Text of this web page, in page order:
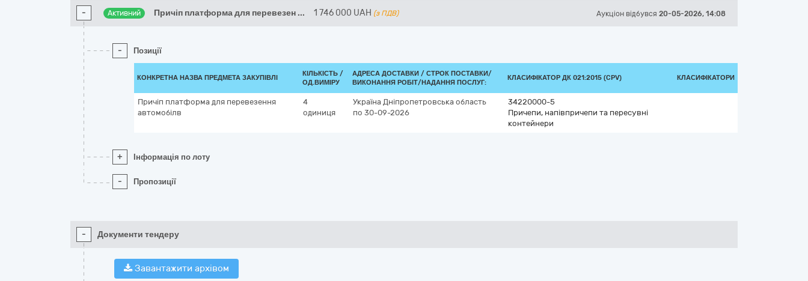
- Активний Причіп платформа для перевезен ... 1 746 000 UAH (з ПДВ) Аукціон відбувся 20-05-2026, 14:08
- Позиції
КОНКРЕТНА НАЗВА ПРЕДМЕТА ЗАКУПІВЛІ
КІЛЬКІСТЬ /
ОД.ВИМІРУ
АДРЕСА ДОСТАВКИ / СТРОК ПОСТАВКИ/
ВИКОНАННЯ РОБІТ/НАДАННЯ ПОСЛУГ:
КЛАСИФІКАТОР ДК 021:2015 (CPV) КЛАСИФІКАТОРИ
Причіп платформа для перевезення
автомобілв
4
одиниця
Україна Дніпропетровська область
по 30-09-2026
34220000-5
Причепи, напівпричепи та пересувні
контейнери
+ Інформація по лоту
- Пропозиції
- Документи тендеру
Завантажити архівом